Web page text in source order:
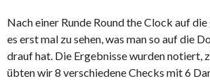
Nach einer Runde Round the Clock auf
es erst mal zu sehen, was man so auf die
drauf hat. Die Ergebnisse wurden notiert,
übten wir 8 verschiedene Checks mit 6